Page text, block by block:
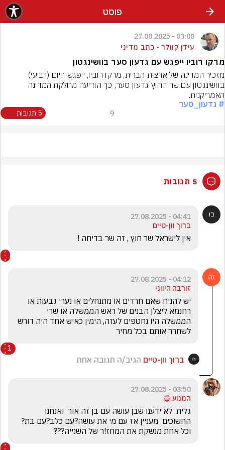
פוסט
03:00 - 27.08.2025
עידן קוולר - כתב מדיני
מרקו רוביו ייפגש עם גדעון סער בוושינגטון
האמריקנית.
# גדעון_סער
9 5 תגובות
5 תגובות
04:41 - 27.08.2025
ברוך וון-טיים
אין לישראל שר חוץ , זה שר בדיחה !
04:12 - 27.08.2025
זורבה היווני
לשחרר אותם בכל מחיר
1
ברוך וון-טיים הגיב/ה תגובה אחת
03:50 - 27.08.2025
המנוע 🦁
וכל אחת מנשקת את המחז!ר של השנייה???